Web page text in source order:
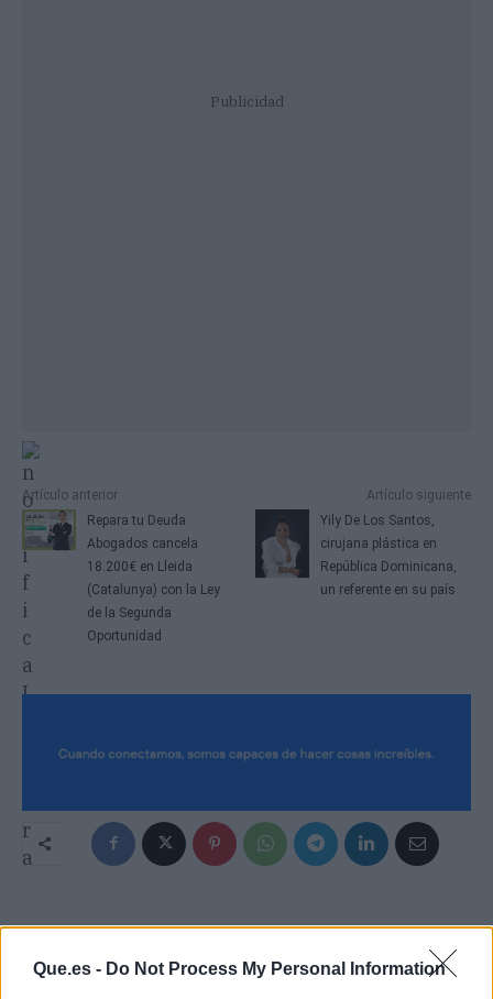
Que.es - Do Not Process My Personal Information
Publicidad
Artículo anterior
Repara tu Deuda
Abogados cancela
18.200€ en Lleida
(Catalunya) con la Ley
de la Segunda
Oportunidad
Artículo siguiente
Yily De Los Santos,
cirujana plástica en
República Dominicana,
un referente en su país